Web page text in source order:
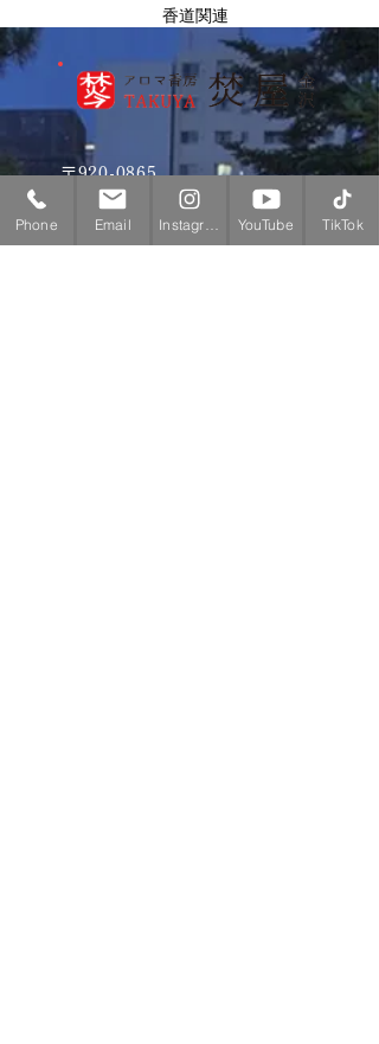
香道関連
〒920-0865
石川県金沢市長町１－２－２３
TEL076-255-6337
Phone Email YouTube TikTok